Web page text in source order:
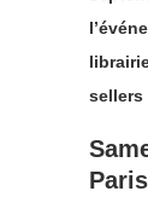
sellers